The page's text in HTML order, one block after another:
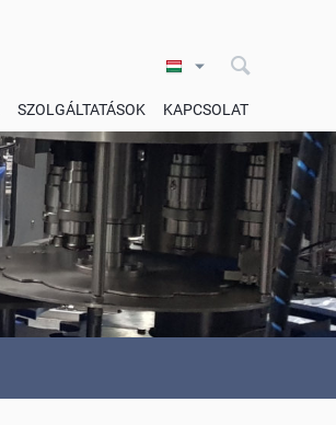
SZOLGÁLTATÁSOK KAPCSOLAT